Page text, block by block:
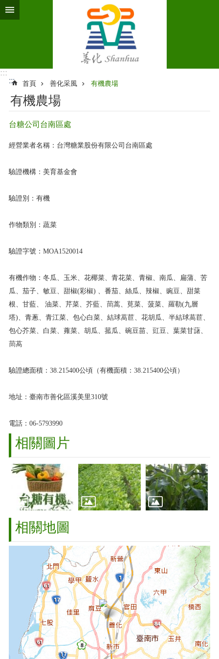
跳到主要內容區塊
:::
:::
首頁 善化采風 有機農場
有機農場
台糖公司台南區處
經營業者名稱：台灣糖業股份有限公司台南區處
驗證機構：美育基金會
驗證別：有機
作物類別：蔬菜
驗證字號：MOA1520014
有機作物：冬瓜、玉米、花椰菜、青花菜、青椒、南瓜、扁蒲、苦
瓜、茄子、敏豆、甜椒(彩椒) 、番茄、絲瓜、辣椒、豌豆、甜菜
根、甘藍、 油菜、芹菜、芥藍、茼蒿、莧菜、菠菜、羅勒(九層
塔)、青蔥、青江菜、包心白菜、結球萵苣、花胡瓜、半結球萵苣、
包心芥菜、白菜、蕹菜、胡瓜、菰瓜、碗豆苗、豇豆、葉菜甘藷、
茼萵
驗證總面積：38.215400公頃（有機面積：38.215400公頃）
地址：臺南市善化區溪美里310號
電話：06-5793990
相關圖片
相關地圖